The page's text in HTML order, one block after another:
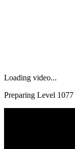
Loading video...
Preparing Level 1077